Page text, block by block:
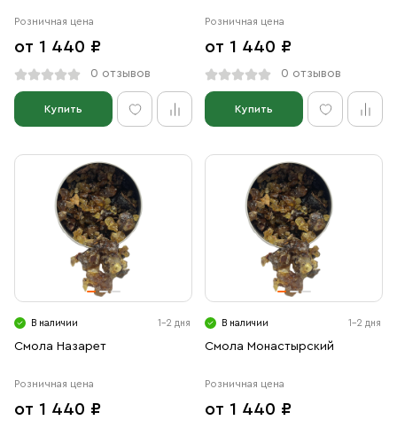
Розничная цена
от 1 440 ₽
0 отзывов
Купить
Розничная цена
от 1 440 ₽
0 отзывов
Купить
В наличии 1-2 дня
Смола Назарет
Розничная цена
от 1 440 ₽
В наличии 1-2 дня
Смола Монастырский
Розничная цена
от 1 440 ₽